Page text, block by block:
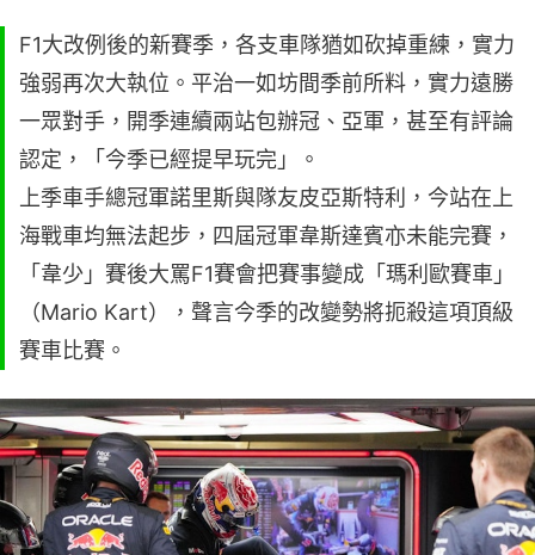
F1大改例後的新賽季，各支車隊猶如砍掉重練，實力
強弱再次大執位。平治一如坊間季前所料，實力遠勝
一眾對手，開季連續兩站包辦冠、亞軍，甚至有評論
認定，「今季已經提早玩完」。
上季車手總冠軍諾里斯與隊友皮亞斯特利，今站在上
海戰車均無法起步，四屆冠軍韋斯達賓亦未能完賽，
「韋少」賽後大罵F1賽會把賽事變成「瑪利歐賽車」
（Mario Kart），聲言今季的改變勢將扼殺這項頂級
賽車比賽。